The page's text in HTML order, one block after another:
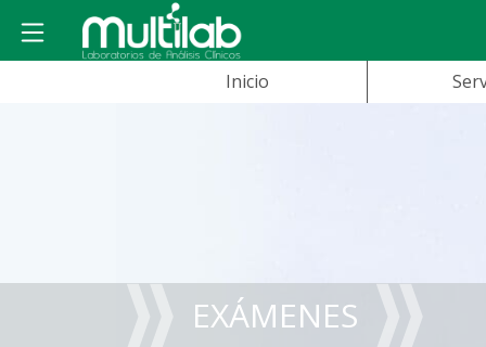
Inicio
EXÁMENES